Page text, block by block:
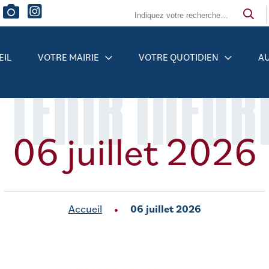
VOTRE MAIRIE VOTRE QUOTIDIEN
06 juillet 2026
Accueil 06 juillet 2026